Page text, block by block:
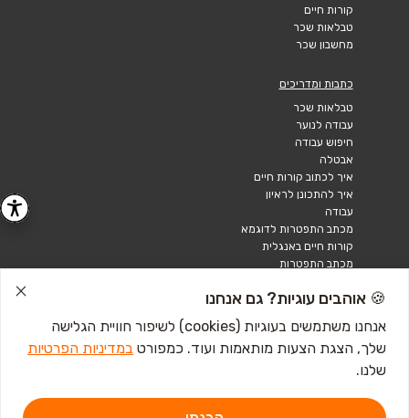
קורות חיים
טבלאות שכר
מחשבון שכר
כתבות ומדריכים
טבלאות שכר
עבודה לנוער
חיפוש עבודה
אבטלה
איך לכתוב קורות חיים
איך להתכונן לראיון
עבודה
מכתב התפטרות לדוגמא
קורות חיים באנגלית
מכתב התפטרות
🍪 אוהבים עוגיות? גם אנחנו
אנחנו משתמשים בעוגיות (cookies) לשיפור חוויית הגלישה
שלך, הצגת הצעות מותאמות ועוד. כמפורט במדיניות הפרטיות
שלנו.